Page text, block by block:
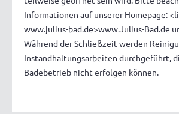
Informationen auf unserer Homepage:
www.julius-bad.de>www.Julius-Bad.de
Während der Schließzeit werden
Instandhaltungsarbeiten durchgeführt,
Badebetrieb nicht erfolgen können.